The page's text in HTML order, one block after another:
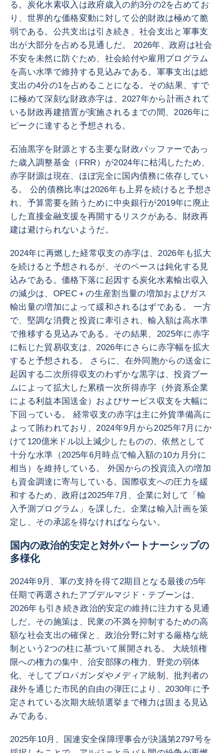
る。炭化水素収入は政府歳入の約3分の2を占めてお
り、世界的な価格変動に対して公的財政は極めて脆
弱である。公共支出は引き続き、社会支出と軍事支
出が大部分を占める見通しだ。 2026年、政府は社会
不安を未然に防ぐため、社会給付や雇用プログラム
を高い水準で維持する見込みである。軍事支出は総
支出の4分の1を占めることになる。その結果、すで
に極めて深刻な財政赤字は、2027年から計画されて
いる財政再建措置が実施されるまでの間、2026年に
ピークに達すると予想される。
石油黒字を財源とする主要な財政バッファーであっ
た歳入調整基金（FRR）が2024年に枯渇したため、
赤字財源は現在、ほぼ完全に国内債務に依存してい
る。 公的債務比率は2026年も上昇を続けると予想さ
れ、予算需要を賄うために中央銀行が2019年に廃止
した直接金融支援を再開するリスクがある。財政再
建は避けられないようだ。
2024年に再燃した経常収支の赤字は、2026年も拡大
を続けると予想されるが、そのペースは鈍化する見
込みである。価格下落に起因する炭化水素輸出収入
の減少は、OPEC＋の生産割当量の増加およびガス
輸出量の増加によって緩和されるはずである。 一方
で、堅調な消費と投資に牽引され、輸入額は高水準
で推移する見込みである。その結果、2025年に赤字
に転じた貿易収支は、2026年にさらに赤字幅を拡大
すると予想される。 さらに、在外同胞からの送金に
起因する二次所得収支のわずかな黒字は、投資ブー
ムによって拡大した累積一次所得赤字（外資系企業
による利益本国送金）およびサービス収支を大幅に
下回っている。 経常収支の赤字は主に外貨準備高に
よって賄われており、2024年9月から2025年7月にか
けて120億米ドル以上減少したものの、依然として
十分な水準（2025年6月時点で輸入額の10カ月分に
相当）を維持している。 外国からの投資流入の増加
も資金調達に寄与している。国際収支への圧力を緩
和するため、政府は2025年7月、企業に対して「輸
入予測プログラム」を課した。企業は輸入計画を策
定し、その承認を得なければならない。
国内の政治的安定と対外パートナーシップの
多様化
2024年9月、軍の支持を得て2期目となる最後の5年
任期で再選されたアブデルマジド・テブーンは、
2026年も引き続き政治的安定の維持に注力する見通
しだ。その施策は、民衆の不満を抑制するための高
額な社会支出の確保と、政治分野に対する厳格な統
制という2つの柱に基づいて展開される。 大統領権
限への権力の集中、治安部隊の権力、野党の弱体
化、そしてプロパガンダやメディア統制、批判者の
疎外を通じた市民的自由の弾圧により、2030年に予
定されている次期大統領選挙まで権力は固まる見込
みである。
2025年10月、国連安全保障理事会が決議第2797号を